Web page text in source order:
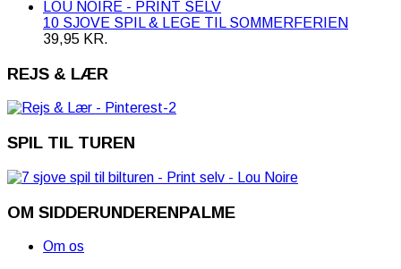
10 SJOVE SPIL & LEGE TIL SOMMERFERIEN
39,95 KR.
REJS & LÆR
SPIL TIL TUREN
OM SIDDERUNDERENPALME
Om os